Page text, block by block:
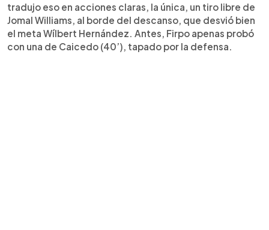
tradujo eso en acciones claras, la única, un tiro libre de
Jomal Williams, al borde del descanso, que desvió bien
el meta Wílbert Hernández. Antes, Firpo apenas probó
con una de Caicedo (40’), tapado por la defensa.